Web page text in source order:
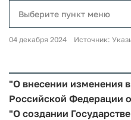
Выберите пункт меню
04 декабря 2024 Источник:
"О внесении изменения
Российской Федерации
"О создании